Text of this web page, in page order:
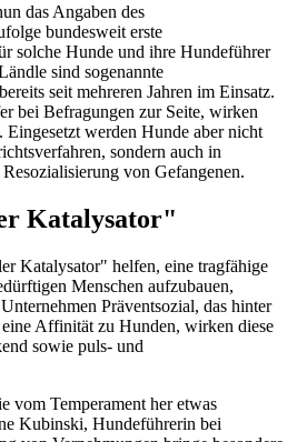
das Angaben des
bundesweit erste
solche Hunde und ihre Hundeführer
sind sogenannte
seit mehreren Jahren im Einsatz.
bei Befragungen zur Seite, wirken
werden Hunde aber nicht
sondern auch in
von Gefangenen.
Katalysator"
Katalysator" helfen, eine tragfähige
Menschen aufzubauen,
Präventsozial, das hinter
Affinität zu Hunden, wirken diese
sowie puls- und
vom Temperament her etwas
Kubinski, Hundeführerin bei